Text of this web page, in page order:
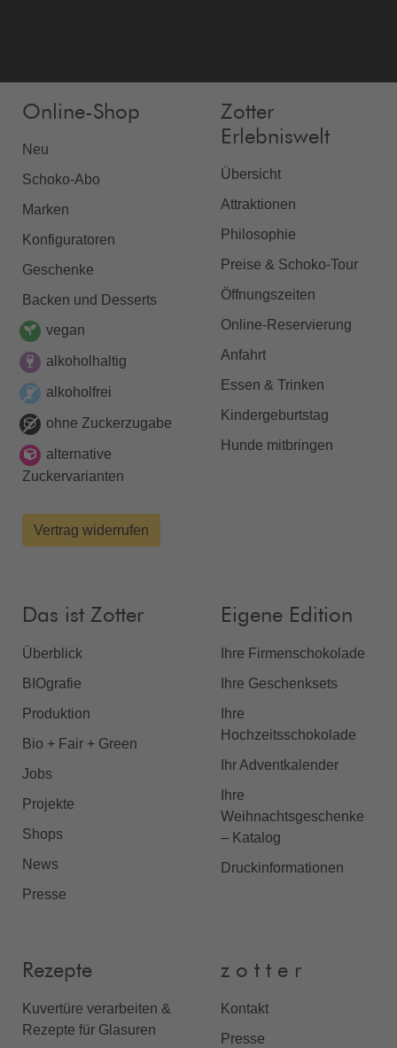
Online-Shop
Neu
Schoko-Abo
Marken
Konfiguratoren
Geschenke
Backen und Desserts
vegan
alkoholhaltig
alkoholfrei
ohne Zuckerzugabe
alternative
Zuckervarianten
Vertrag widerrufen
Zotter
Erlebniswelt
Übersicht
Attraktionen
Philosophie
Preise & Schoko-Tour
Öffnungszeiten
Online-Reservierung
Anfahrt
Essen & Trinken
Kindergeburtstag
Hunde mitbringen
Das ist Zotter
Überblick
BIOgrafie
Produktion
Bio + Fair + Green
Jobs
Projekte
Shops
News
Presse
Eigene Edition
Ihre Firmenschokolade
Ihre Geschenksets
Ihre
Hochzeitsschokolade
Ihr Adventkalender
Ihre
Weihnachtsgeschenke
– Katalog
Druckinformationen
Rezepte
Kuvertüre verarbeiten &
Rezepte für Glasuren
z o t t e r
Kontakt
Presse